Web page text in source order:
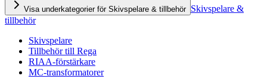
Visa underkategorier för Skivspelare & tillbehör Skivspelare &
tillbehör
Skivspelare
Tillbehör till Rega
RIAA-förstärkare
MC-transformatorer